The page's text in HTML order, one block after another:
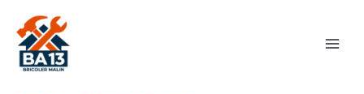
contenu
Rechercher